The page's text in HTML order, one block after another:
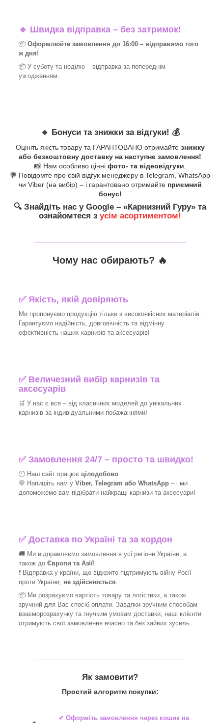
🔹 Швидка відправка – без затримок!
📦 Оформлюйте замовлення до 16:00 – відправимо того
ж дня!
📦 У суботу та неділю – відправка за попереднім
узгодженням.
🔹 Бонуси та знижки за відгуки! 💰
Оцініть якість товару та ГАРАНТОВАНО отримайте знижку
або безкоштовну доставку на наступне замовлення!
📸 Нам особливо цінні фото- та відеовідгуки.
💬 Повідомте про свій відгук менеджеру в Telegram, WhatsApp
чи Viber (на вибір) – і гарантовано отримайте приємний
бонус!
🔍 Знайдіть нас у Google – «Карнизний Гуру» та
ознайомтеся з усім асортиментом!
Чому нас обирають? 🔥
✅Якість, якій довіряють
Ми пропонуємо продукцію тільки з високоякісних матеріалів.
Гарантуємо надійність, довговічність та відмінну
ефективність наших карнизів та аксесуарів!
✅ Величезний вибір карнизів та
аксесуарів
🛒 У нас є все – від класичних моделей до унікальних
карнизів за індивідуальними побажаннями!
✅Замовлення 24/7 – просто та швидко!
🕘 Наш сайт працює цілодобово
💬 Напишіть нам у Viber, Telegram або WhatsApp – і ми
допоможемо вам підібрати найкращі карнизи та аксесуари!
✅Доставка по Україні та за кордон
🚚 Ми відправляємо замовлення в усі регіони України, а
також до Європи та Азії!
❗ Відправка у країни, що відкрито підтримують війну Росії
проти України, не здійснюється
📦 Ми розрахуємо вартість товару та логістики, а також
зручний для Вас спосіб оплати. Завдяки зручним способам
взаєморозрахунку та гнучким умовам доставки, наші клієнти
отримують свої замовлення вчасно та без зайвих зусиль.
Як замовити?
Простий алгоритм покупки:
✔ Оформіть замовлення через кошик на